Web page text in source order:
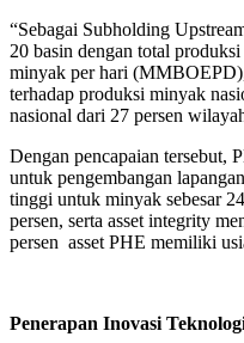
“Sebagai Subholding
20 basin dengan total
minyak per hari
terhadap produksi minyak
nasional dari 27 persen
Dengan pencapaian tersebut,
untuk pengembangan
tinggi untuk minyak sebesar
persen, serta asset integrity
persen asset PHE memiliki
Penerapan Inovasi